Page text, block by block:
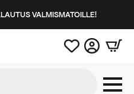
VALMISMATOILLE!